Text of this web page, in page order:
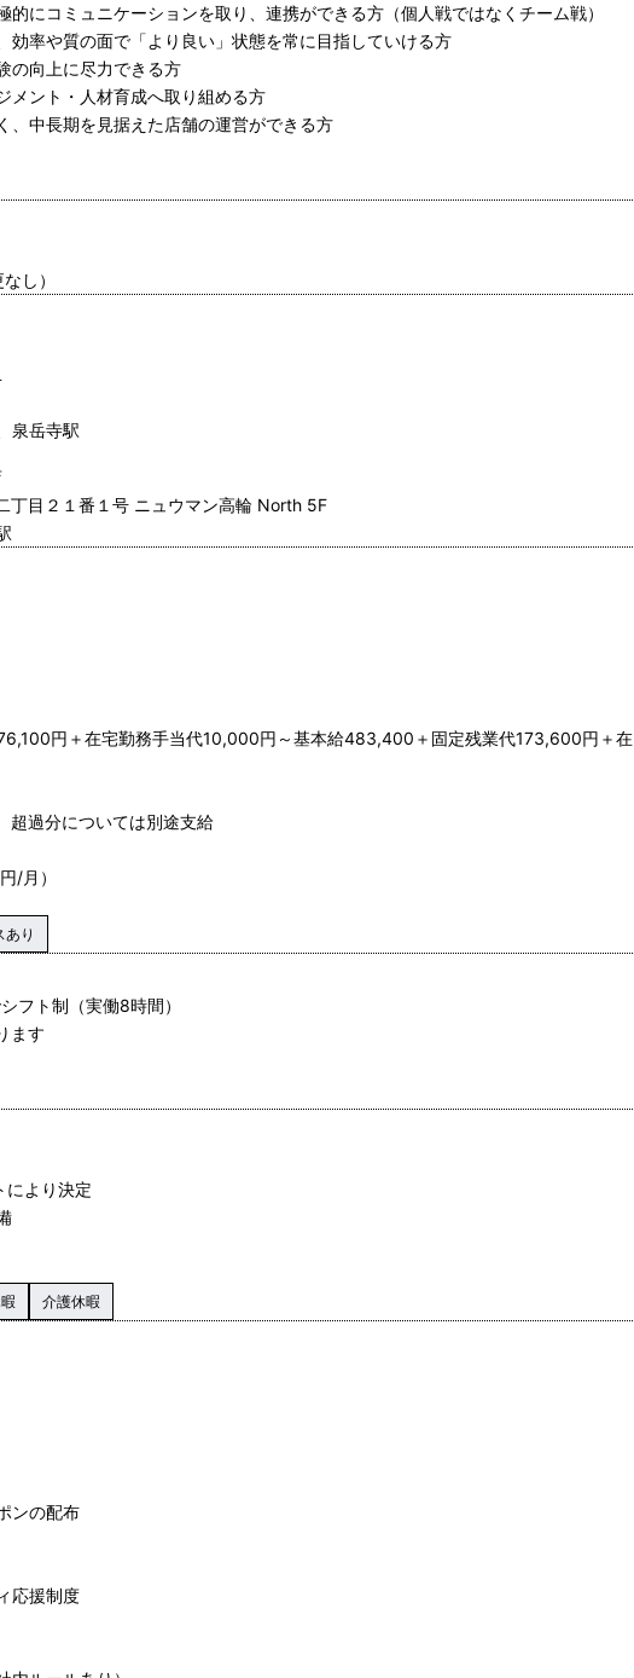
的にコミュニケーションを取り、連携ができる方（個人戦ではなくチーム戦）
効率や質の面で「より良い」状態を常に目指していける方
の向上に尽力できる方
メント・人材育成へ取り組める方
、中長期を見据えた店舗の運営ができる方
し）
泉岳寺駅
目２１番１号 ニュウマン高輪 North 5F
円＋在宅勤務手当代10,000円～基本給483,400＋固定残業代173,600円＋在
超過分については別途支給
/月）
あり
フト制（実働8時間）
ます
により決定
介護休暇
ンの配布
応援制度